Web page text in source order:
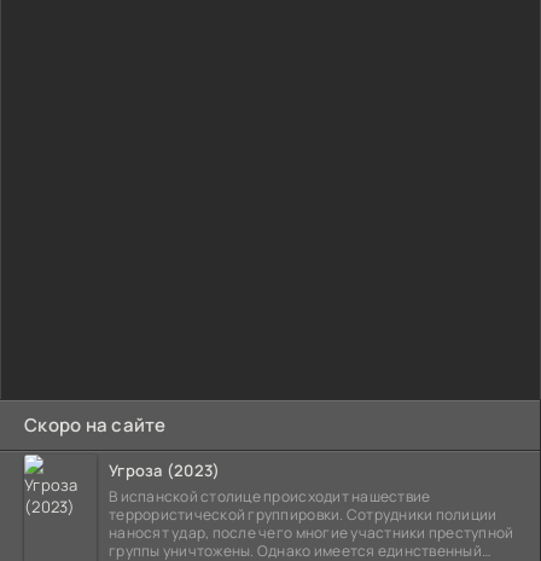
Скоро на сайте
Угроза (2023)
В испанской столице происходит нашествие
террористической группировки. Сотрудники полиции
наносят удар, после чего многие участники преступной
группы уничтожены. Однако имеется единственный